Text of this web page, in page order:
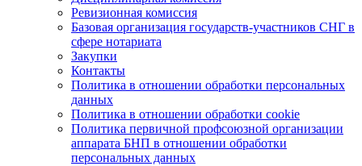
Ревизионная комиссия
Базовая организация государств-участников СНГ в
сфере нотариата
Закупки
Контакты
Политика в отношении обработки персональных
данных
Политика в отношении обработки cookie
Политика первичной профсоюзной организации
аппарата БНП в отношении обработки
персональных данных